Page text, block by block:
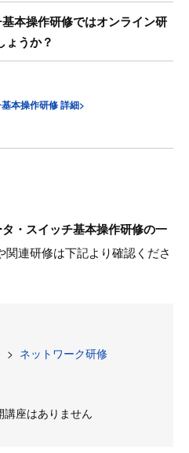
本操作研修ではオンライン研
ょうか？
本操作研修 詳細>
・スイッチ基本操作研修の一
連研修は下記より確認くださ
> ネットワーク研修
座はありません